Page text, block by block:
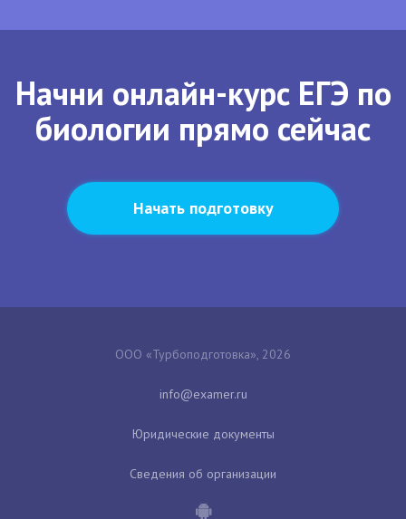
Начни онлайн-курс ЕГЭ по
биологии прямо сейчас
Начать подготовку
ООО «Турбоподготовка», 2026
Юридические документы
Сведения об организации